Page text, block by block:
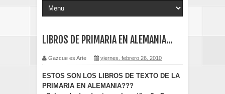
LIBROS DE PRIMARIA EN ALEMANIA...
Gazcue es Arte viernes, febrero 26, 2010
ESTOS SON LOS LIBROS DE TEXTO DE LA
PRIMARIA EN ALEMANIA???